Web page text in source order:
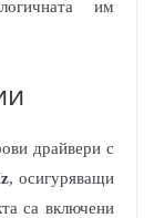
им
драйвери с
, осигуряващи
са включени